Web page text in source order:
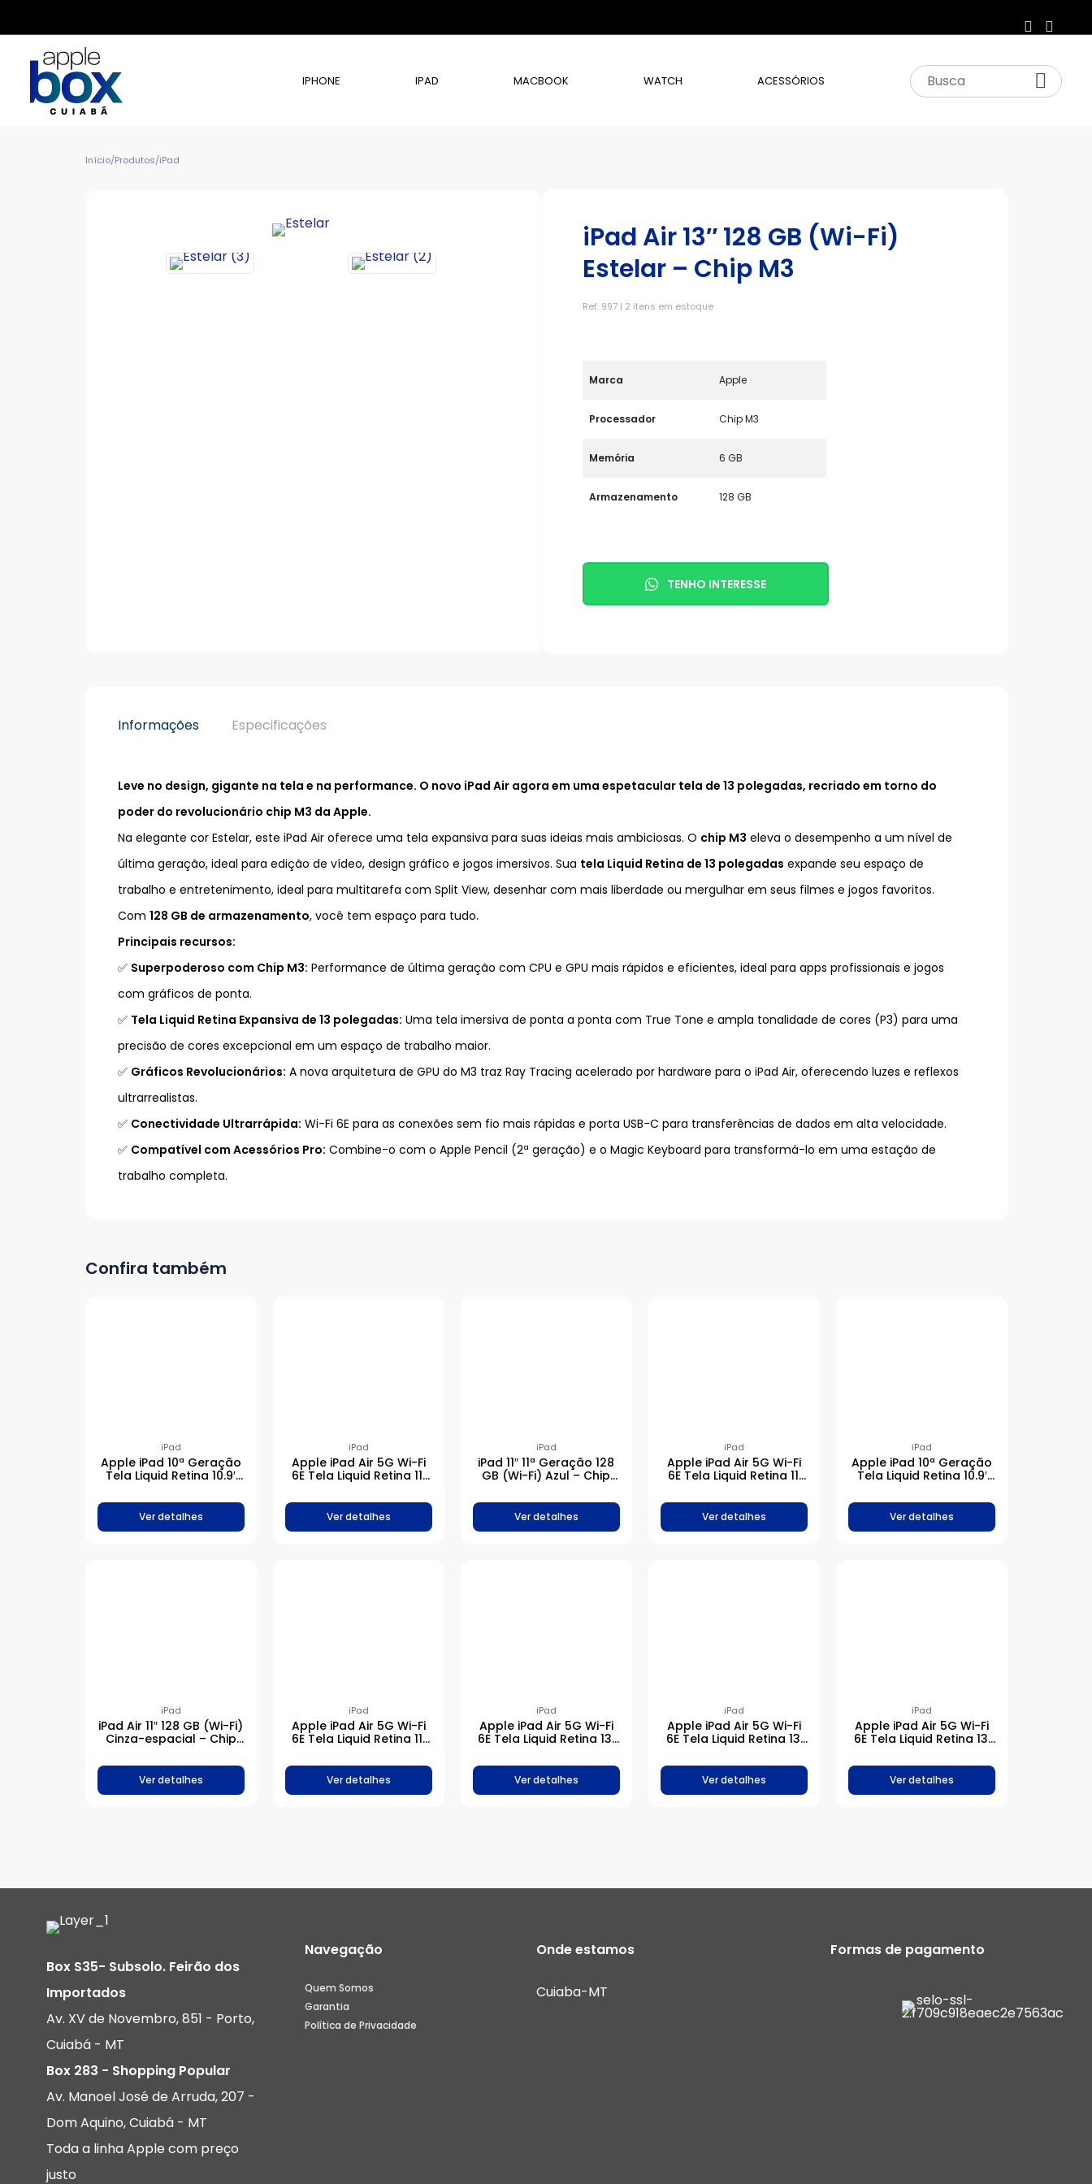
IPHONE IPAD MACBOOK WATCH ACESSÓRIOS
Início/Produtos/iPad
iPad Air 13″ 128 GB (Wi-Fi)
Estelar – Chip M3
Ref: 997 | 2 itens em estoque
Marca Apple
Processador Chip M3
Memória 6 GB
Armazenamento 128 GB
TENHO INTERESSE
Informações Especificações
Leve no design, gigante na tela e na performance. O novo iPad Air agora em uma espetacular tela de 13 polegadas, recriado em torno do
poder do revolucionário chip M3 da Apple.
Na elegante cor Estelar, este iPad Air oferece uma tela expansiva para suas ideias mais ambiciosas. O chip M3 eleva o desempenho a um nível de
última geração, ideal para edição de vídeo, design gráfico e jogos imersivos. Sua tela Liquid Retina de 13 polegadas expande seu espaço de
trabalho e entretenimento, ideal para multitarefa com Split View, desenhar com mais liberdade ou mergulhar em seus filmes e jogos favoritos.
Com 128 GB de armazenamento, você tem espaço para tudo.
Principais recursos:
✅ Superpoderoso com Chip M3: Performance de última geração com CPU e GPU mais rápidos e eficientes, ideal para apps profissionais e jogos
com gráficos de ponta.
✅ Tela Liquid Retina Expansiva de 13 polegadas: Uma tela imersiva de ponta a ponta com True Tone e ampla tonalidade de cores (P3) para uma
precisão de cores excepcional em um espaço de trabalho maior.
✅ Gráficos Revolucionários: A nova arquitetura de GPU do M3 traz Ray Tracing acelerado por hardware para o iPad Air, oferecendo luzes e reflexos
ultrarrealistas.
✅ Conectividade Ultrarrápida: Wi-Fi 6E para as conexões sem fio mais rápidas e porta USB-C para transferências de dados em alta velocidade.
✅ Compatível com Acessórios Pro: Combine-o com o Apple Pencil (2ª geração) e o Magic Keyboard para transformá-lo em uma estação de
trabalho completa.
Confira também
iPad
Apple iPad 10ª Geração
Tela Liquid Retina 10.9′
Amarelo
Ver detalhes
iPad
Apple iPad Air 5G Wi-Fi
6E Tela Liquid Retina 11′
espacial
Ver detalhes
iPad
iPad 11″ 11ª Geração 128
GB (Wi-Fi) Azul – Chip
Ver detalhes
iPad
Apple iPad Air 5G Wi-Fi
6E Tela Liquid Retina 11′
Ver detalhes
iPad
Apple iPad 10ª Geração
Tela Liquid Retina 10.9′
Rosa
Ver detalhes
iPad
iPad Air 11″ 128 GB (Wi-Fi)
Cinza-espacial – Chip
Ver detalhes
iPad
Apple iPad Air 5G Wi-Fi
6E Tela Liquid Retina 11′
Ver detalhes
iPad
Apple iPad Air 5G Wi-Fi
6E Tela Liquid Retina 13′
Ver detalhes
iPad
Apple iPad Air 5G Wi-Fi
6E Tela Liquid Retina 13′
Ver detalhes
iPad
Apple iPad Air 5G Wi-Fi
6E Tela Liquid Retina 13′
Ver detalhes
Box S35- Subsolo. Feirão dos
Importados
Av. XV de Novembro, 851 - Porto,
Cuiabá - MT
Box 283 - Shopping Popular
Av. Manoel José de Arruda, 207 -
Dom Aquino, Cuiabá - MT
Toda a linha Apple com preço
justo
Navegação
Quem Somos
Garantia
Política de Privacidade
Onde estamos
Cuiaba-MT
Formas de pagamento